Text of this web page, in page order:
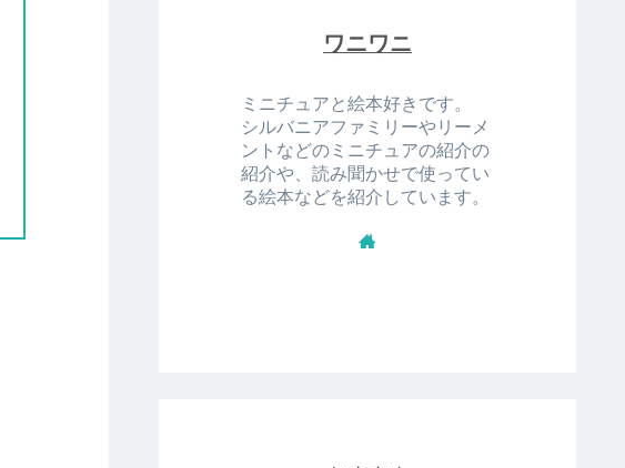
ワニワニ
ミニチュアと絵本好きです。
シルバニアファミリーやリーメ
ントなどのミニチュアの紹介の
紹介や、読み聞かせで使ってい
る絵本などを紹介しています。